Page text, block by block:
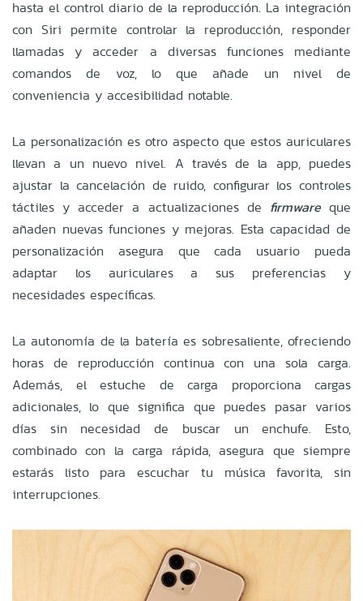
hasta el control diario de la reproducción. La integración
con Siri permite controlar la reproducción, responder
llamadas y acceder a diversas funciones mediante
comandos de voz, lo que añade un nivel de
conveniencia y accesibilidad notable.
La personalización es otro aspecto que estos auriculares
llevan a un nuevo nivel. A través de la app, puedes
ajustar la cancelación de ruido, configurar los controles
táctiles y acceder a actualizaciones de firmwareque
añaden nuevas funciones y mejoras. Esta capacidad de
personalización asegura que cada usuario pueda
adaptar los auriculares a sus preferencias y
necesidades específicas.
La autonomía de la batería es sobresaliente, ofreciendo
horas de reproducción continua con una sola carga.
Además, el estuche de carga proporciona cargas
adicionales, lo que significa que puedes pasar varios
días sin necesidad de buscar un enchufe. Esto,
combinado con la carga rápida, asegura que siempre
estarás listo para escuchar tu música favorita, sin
interrupciones.